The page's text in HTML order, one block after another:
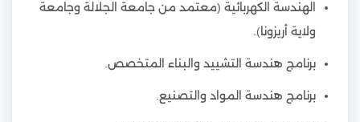
الهندسة الكهربائية (معتمد من جامعة الجلالة وجامعة
ولاية أريزونا).
برنامج هندسة التشييد والبناء المتخصص.
برنامج هندسة المواد والتصنيع.